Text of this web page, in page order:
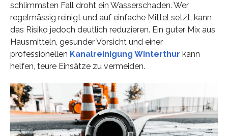
schlimmsten Fall droht ein Wasserschaden. Wer
regelmässig reinigt und auf einfache Mittel setzt, kann
das Risiko jedoch deutlich reduzieren. Ein guter Mix aus
Hausmitteln, gesunder Vorsicht und einer
professionellen Kanalreinigung Winterthur kann
helfen, teure Einsätze zu vermeiden.